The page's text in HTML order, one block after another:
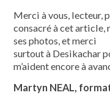
Merci à vous, lecteur,
consacré à cet
ses photos, et merci
surtout à Desikachar
m’aident encore à
Martyn NEAL,